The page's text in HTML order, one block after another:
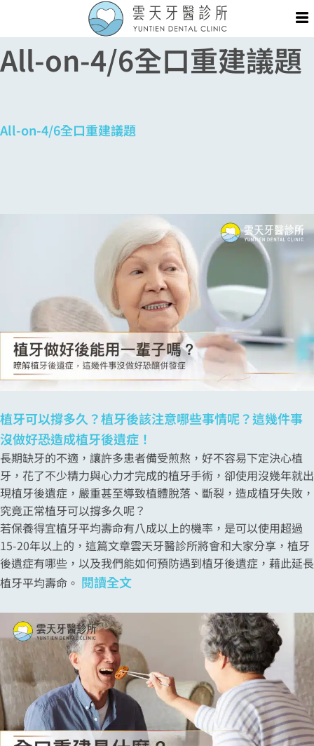
主
要
All-on-4/6全口重建議題
All-on-4/6全口重建議題
植牙可以撐多久？植牙後該注意哪些事情呢？這幾件事
沒做好恐造成植牙後遺症！
長期缺牙的不適，讓許多患者備受煎熬，好不容易下定決心植
牙，花了不少精力與心力才完成的植牙手術，卻使用沒幾年就出
現植牙後遺症，嚴重甚至導致植體脫落、斷裂，造成植牙失敗，
究竟正常植牙可以撐多久呢？
若保養得宜植牙平均壽命有八成以上的機率，是可以使用超過
15-20年以上的，這篇文章雲天牙醫診所將會和大家分享，植牙
後遺症有哪些，以及我們能如何預防遇到植牙後遺症，藉此延長
植牙平均壽命。 閱讀全文